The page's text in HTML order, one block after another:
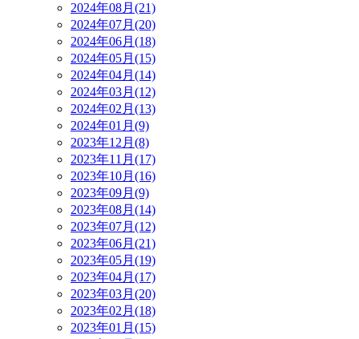
2024年08月(21)
2024年07月(20)
2024年06月(18)
2024年05月(15)
2024年04月(14)
2024年03月(12)
2024年02月(13)
2024年01月(9)
2023年12月(8)
2023年11月(17)
2023年10月(16)
2023年09月(9)
2023年08月(14)
2023年07月(12)
2023年06月(21)
2023年05月(19)
2023年04月(17)
2023年03月(20)
2023年02月(18)
2023年01月(15)